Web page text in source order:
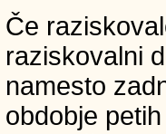
Če
raziskovalni
namesto
obdobje